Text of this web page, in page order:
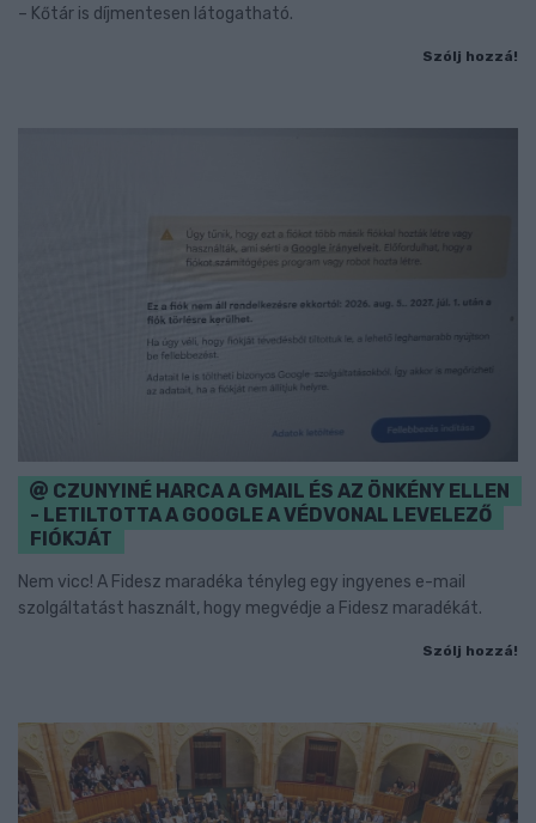
– Kőtár is díjmentesen látogatható.
Szólj hozzá!
CZUNYINÉ HARCA A GMAIL ÉS AZ ÖNKÉNY ELLEN
- LETILTOTTA A GOOGLE A VÉDVONAL LEVELEZŐ
FIÓKJÁT
Nem vicc! A Fidesz maradéka tényleg egy ingyenes e-mail
szolgáltatást használt, hogy megvédje a Fidesz maradékát.
Szólj hozzá!